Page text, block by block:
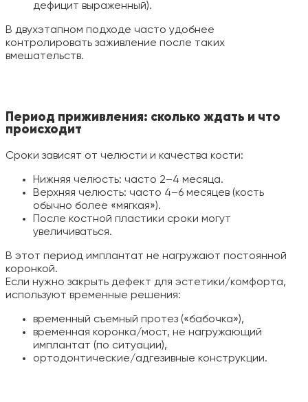
дефицит выраженный).
В двухэтапном подходе часто удобнее
контролировать заживление после таких
вмешательств.
Период приживления: сколько ждать и что
происходит
Сроки зависят от челюсти и качества кости:
Нижняя челюсть: часто 2–4 месяца.
Верхняя челюсть: часто 4–6 месяцев (кость
обычно более «мягкая»).
После костной пластики сроки могут
увеличиваться.
В этот период имплантат не нагружают постоянной
коронкой.
Если нужно закрыть дефект для эстетики/комфорта,
используют временные решения:
временный съемный протез («бабочка»),
временная коронка/мост, не нагружающий
имплантат (по ситуации),
ортодонтические/адгезивные конструкции.